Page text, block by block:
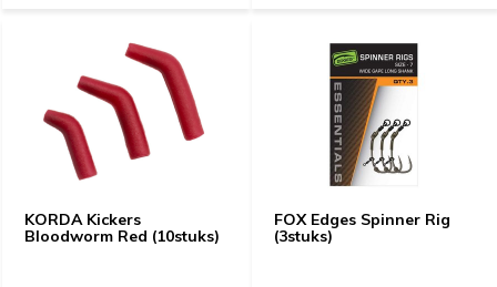
KORDA Kickers
Bloodworm Red (10stuks)
FOX Edges Spinner Rig
(3stuks)